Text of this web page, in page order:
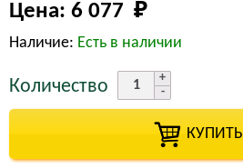
Цена: 6 077 ₽
Наличие: Есть в наличии
Количество
КУПИТЬ